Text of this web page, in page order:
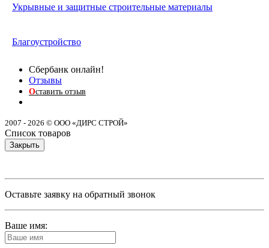
Укрывные и защитные строительные материалы
Благоустройство
Сбербанк онлайн!
Отзывы
Оставить отзыв
2007 - 2026 © ООО «ДИРС СТРОЙ»
Список товаров
Закрыть
Оставьте заявку на обратный звонок
Ваше имя: